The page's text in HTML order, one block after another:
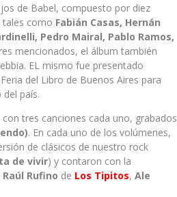
de Babel, compuesto por diez
tales como Fabián Casas, Hernán
Pedro Mairal, Pablo Ramos,
mencionados, el álbum también
EL mismo fue presentado
del Libro de Buenos Aires para
país.
con tres canciones cada uno, grabados
. En cada uno de los volúmenes,
de clásicos de nuestro rock
de vivir) y contaron con la
Rufino de Los Tipitos, Ale